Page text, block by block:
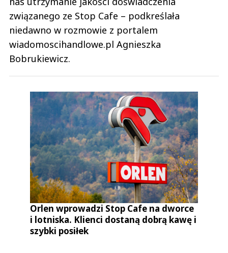
związanego ze Stop Cafe – podkreślała
niedawno w rozmowie z portalem
wiadomoscihandlowe.pl Agnieszka
Bobrukiewicz.
Orlen wprowadzi Stop Cafe na dworce
i lotniska. Klienci dostaną dobrą kawę i
szybki posiłek